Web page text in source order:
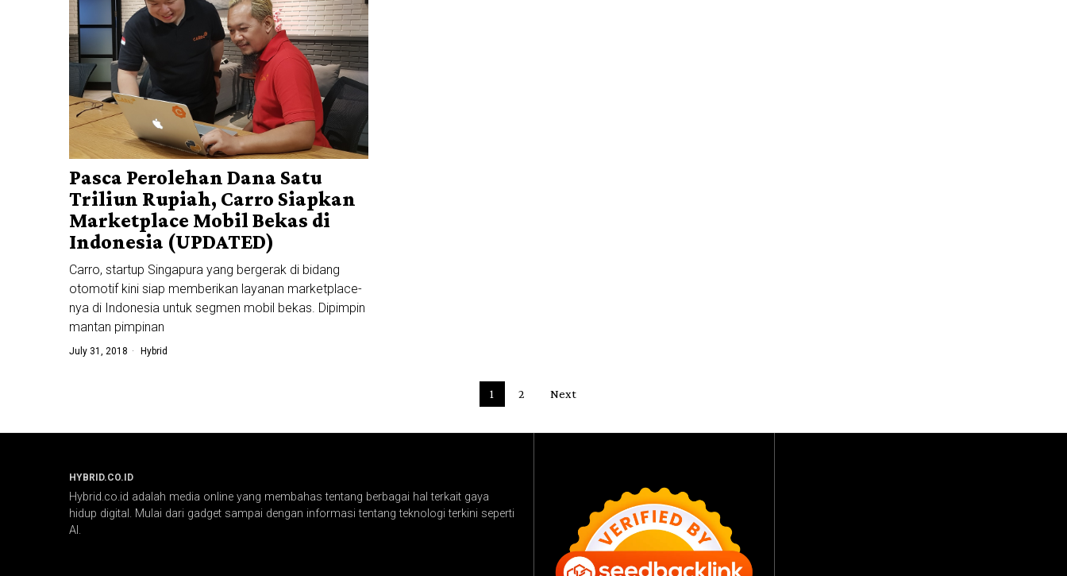
Pasca Perolehan Dana Satu
Triliun Rupiah, Carro Siapkan
Marketplace Mobil Bekas di
Indonesia (UPDATED)
Carro, startup Singapura yang bergerak di bidang
otomotif kini siap memberikan layanan marketplace-
nya di Indonesia untuk segmen mobil bekas. Dipimpin
mantan pimpinan
July 31, 2018 Hybrid
1 2 Next
HYBRID.CO.ID
Hybrid.co.id adalah media online yang membahas tentang berbagai hal terkait gaya
hidup digital. Mulai dari gadget sampai dengan informasi tentang teknologi terkini seperti
AI.